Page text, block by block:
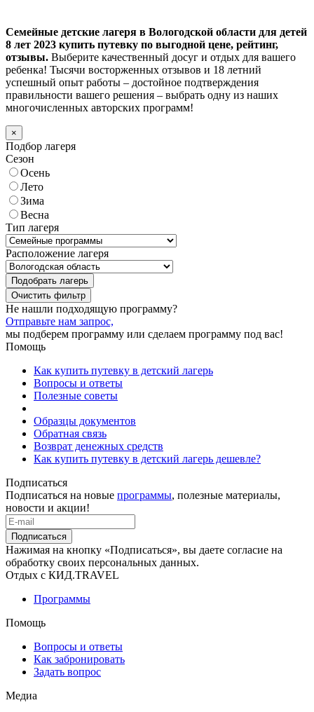
Семейные детские лагеря в Вологодской области для детей
8 лет 2023 купить путевку по выгодной цене, рейтинг,
отзывы. Выберите качественный досуг и отдых для вашего
ребенка! Тысячи восторженных отзывов и 18 летний
успешный опыт работы – достойное подтверждения
правильности вашего решения – выбрать одну из наших
многочисленных авторских программ!
×
Подбор лагеря
Сезон
Осень
Лето
Зима
Весна
Тип лагеря
Расположение лагеря
Подобрать лагерь
Не нашли подходящую программу?
Отправьте нам запрос,
мы подберем программу или сделаем программу под вас!
Помощь
Как купить путевку в детский лагерь
Вопросы и ответы
Полезные советы
Образцы документов
Обратная связь
Возврат денежных средств
Как купить путевку в детский лагерь дешевле?
Подписаться
Подписаться на новые программы, полезные материалы,
новости и акции!
Подписаться
Нажимая на кнопку «Подписаться», вы даете согласие на
обработку своих персональных данных.
Отдых с КИД.TRAVEL
Программы
Помощь
Вопросы и ответы
Как забронировать
Задать вопрос
Медиа